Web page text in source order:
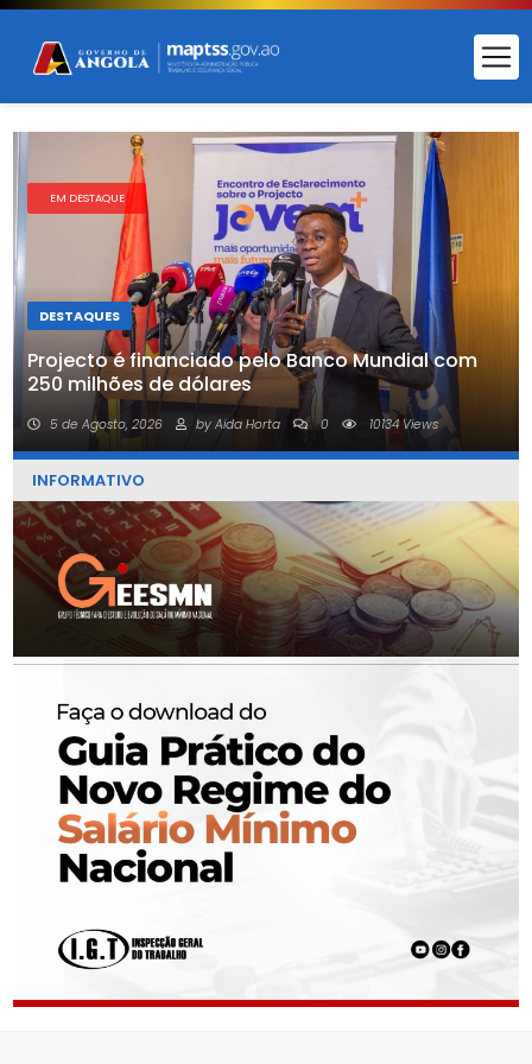
EM DESTAQUE
DESTAQUES
Projecto é financiado pelo Banco Mundial com
250 milhões de dólares
5 de Agosto, 2026 by Aida Horta 0 10134 Views
INFORMATIVO